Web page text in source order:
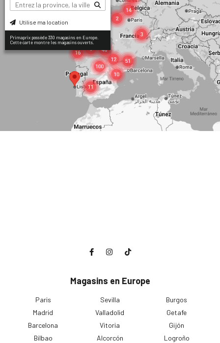
Utilise ma location
Primaprix possède 330 magasins en Europe.
Cette carte montre les magasins ouverts.
Magasins en Europe
Paris
Madrid
Barcelona
Bilbao
Sevilla
Valladolid
Vitoria
Alcorcón
Burgos
Getafe
Gijón
Logroño